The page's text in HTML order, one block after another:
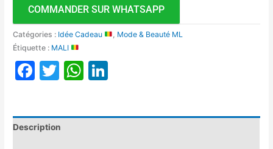
COMMANDER SUR WHATSAPP
Catégories : Idée Cadeau
Mode & Beauté ML
Étiquette : MALI
Facebook
TwitterWhatsApp
Description